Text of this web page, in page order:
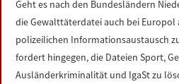
Geht es nach den Bundesländern
die Gewalttäterdatei auch bei
polizeilichen Informationsaustausch
fordert hingegen, die Dateien Sport,
Ausländerkriminalität und IgaSt zu